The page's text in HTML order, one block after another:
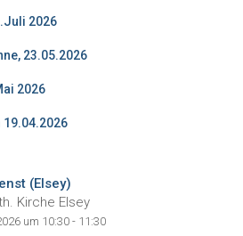
2026
23.05.2026
2026
(Elsey)
Kirche Elsey
um 10:30 - 11:30